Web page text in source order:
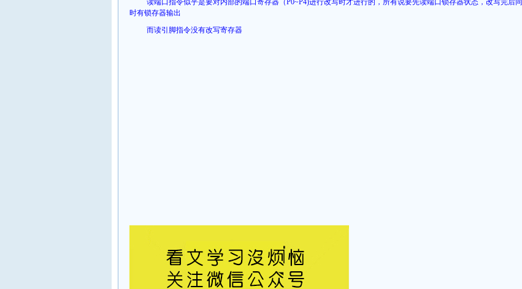
读端口指令似乎是要对内部的端口寄存器（P0~P4)进行改写时才进行的，所有说要先读端口锁存器状态，改写完后同
时有锁存器输出
而读引脚指令没有改写寄存器